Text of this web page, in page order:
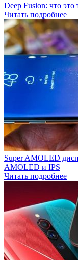
Deep Fusion: что это
Читать подробнее
Super AMOLED
AMOLED и IPS
Читать подробнее